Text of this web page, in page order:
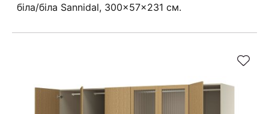
біла/біла Sannidal, 300x57x231 см.